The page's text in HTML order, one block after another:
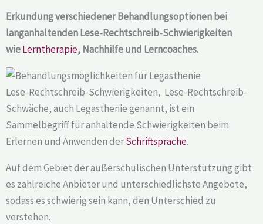
Erkundung verschiedener Behandlungsoptionen bei
langanhaltenden Lese-Rechtschreib-Schwierigkeiten
wieLerntherapie, Nachhilfe und Lerncoaches.
Lese-Rechtschreib-Schwierigkeiten, Lese-Rechtschreib-
Schwäche, auch Legasthenie genannt, ist ein
Sammelbegriff für anhaltende Schwierigkeiten beim
Erlernen und Anwenden derSchriftsprache.
Auf dem Gebiet der außerschulischen Unterstützung gibt
es zahlreiche Anbieter und unterschiedlichste Angebote,
sodass es schwierig sein kann, den Unterschied zu
verstehen.